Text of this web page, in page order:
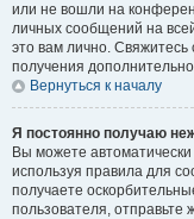
или не вошли на
личных сообщений на
это вам лично.
получения
Вернуться к началу
Я постоянно получаю
Вы можете
используя правила для
получаете
пользователя,